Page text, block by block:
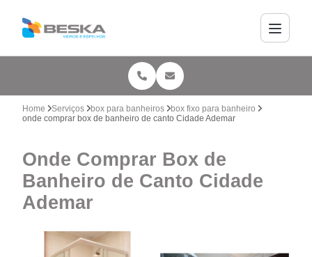
Home Serviços box para banheiros
box fixo para banheiro
onde comprar box de banheiro de canto Cidade Ademar
Onde Comprar Box de
Banheiro de Canto Cidade
Ademar